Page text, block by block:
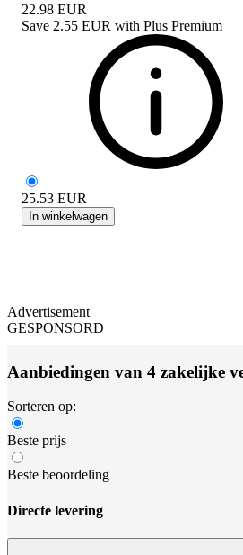
22.98 EUR
Save 2.55 EUR with Plus Premium
25.53 EUR
In winkelwagen
Advertisement
GESPONSORD
Aanbiedingen van 4 zakelijke
Sorteren op:
Beste prijs
Beste beoordeling
Directe levering